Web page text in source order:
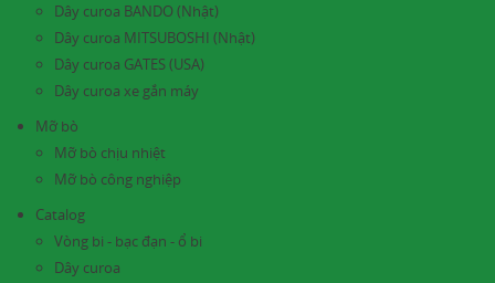
Dây curoa BANDO (Nhật)
Dây curoa MITSUBOSHI (Nhật)
Dây curoa GATES (USA)
Dây curoa xe gắn máy
Mỡ bò
Mỡ bò chịu nhiệt
Mỡ bò công nghiệp
Catalog
Vòng bi - bạc đạn - ổ bi
Dây curoa